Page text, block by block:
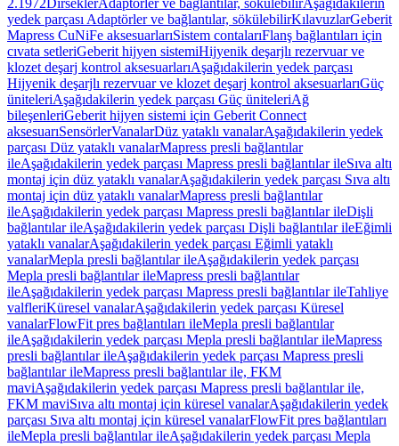
2.1972DirseklerAdaptörler ve bağlantılar, sökülebilirAşağıdakilerin
yedek parçası Adaptörler ve bağlantılar, sökülebilirKılavuzlarGeberit
Mapress CuNiFe aksesuarlarıSistem contalarıFlanş bağlantıları için
cıvata setleriGeberit hijyen sistemiHijyenik deşarjlı rezervuar ve
klozet deşarj kontrol aksesuarlarıAşağıdakilerin yedek parçası
Hijyenik deşarjlı rezervuar ve klozet deşarj kontrol aksesuarlarıGüç
üniteleriAşağıdakilerin yedek parçası Güç üniteleriAğ
bileşenleriGeberit hijyen sistemi için Geberit Connect
aksesuarıSensörlerVanalarDüz yataklı vanalarAşağıdakilerin yedek
parçası Düz yataklı vanalarMapress presli bağlantılar
ileAşağıdakilerin yedek parçası Mapress presli bağlantılar ileSıva altı
montaj için düz yataklı vanalarAşağıdakilerin yedek parçası Sıva altı
montaj için düz yataklı vanalarMapress presli bağlantılar
ileAşağıdakilerin yedek parçası Mapress presli bağlantılar ileDişli
bağlantılar ileAşağıdakilerin yedek parçası Dişli bağlantılar ileEğimli
yataklı vanalarAşağıdakilerin yedek parçası Eğimli yataklı
vanalarMepla presli bağlantılar ileAşağıdakilerin yedek parçası
Mepla presli bağlantılar ileMapress presli bağlantılar
ileAşağıdakilerin yedek parçası Mapress presli bağlantılar ileTahliye
valfleriKüresel vanalarAşağıdakilerin yedek parçası Küresel
vanalarFlowFit pres bağlantıları ileMepla presli bağlantılar
ileAşağıdakilerin yedek parçası Mepla presli bağlantılar ileMapress
presli bağlantılar ileAşağıdakilerin yedek parçası Mapress presli
bağlantılar ileMapress presli bağlantılar ile, FKM
maviAşağıdakilerin yedek parçası Mapress presli bağlantılar ile,
FKM maviSıva altı montaj için küresel vanalarAşağıdakilerin yedek
parçası Sıva altı montaj için küresel vanalarFlowFit pres bağlantıları
ileMepla presli bağlantılar ileAşağıdakilerin yedek parçası Mepla